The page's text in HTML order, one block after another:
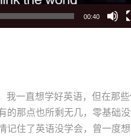
00:40
我一直想学好英语，但在那
的那点也所剩无几，零基础
记住了英语没学会，曾一度